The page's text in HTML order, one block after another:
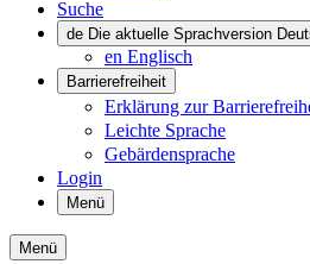
Suche
de Die aktuelle Sprachversion
en Englisch
Barrierefreiheit
Erklärung zur
Leichte Sprache
Gebärdensprache
Login
Menü
Menü